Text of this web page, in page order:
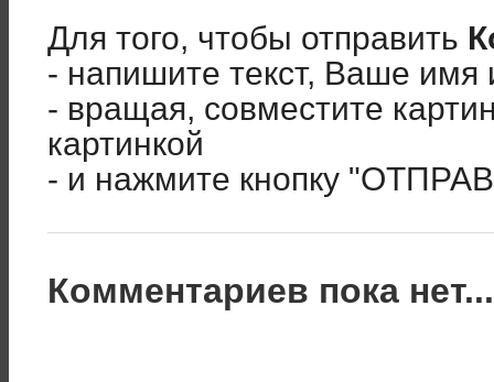
Для того, чтобы отправить
- напишите текст, Ваше имя
- вращая, совместите
картинкой
- и нажмите кнопку
Комментариев пока